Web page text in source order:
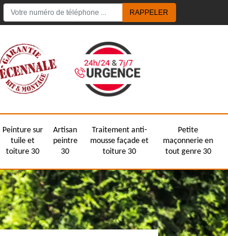
Peinture sur
tuile et
toiture 30
Artisan
peintre
30
Traitement anti-
mousse façade et
toiture 30
Petite
maçonnerie en
tout genre 30